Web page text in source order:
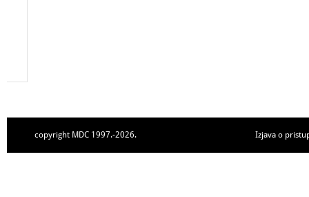
copyright MDC 1997.-2026. Izjava o